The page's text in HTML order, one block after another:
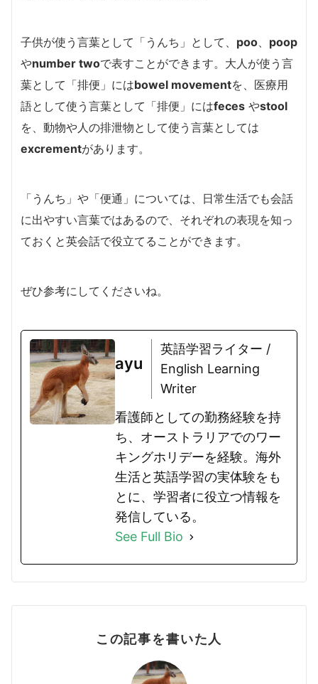
子供が使う言葉として「うんち」として、 poo、 poop
やnumber twoで表すことができます。大人が使う言
葉として「排便」にはbowel movementを、医療用
語として使う言葉として「排便」にはfeces やstool
を、動物や人の排泄物として使う言葉としては
excrementがあります。
「うんち」や「便通」については、日常生活でも会話
に出やすい言葉ではあるので、それぞれの表現を知っ
ておくと英会話で役立てることができます。
ぜひ参考にしてくださいね。
ayu
英語学習ライター /
English Learning
Writer
看護師としての勤務経験を持
ち、オーストラリアでのワー
キングホリデーを経験。海外
生活と英語学習の実体験をも
とに、学習者に役立つ情報を
発信している。
See Full Bio
この記事を書いた人